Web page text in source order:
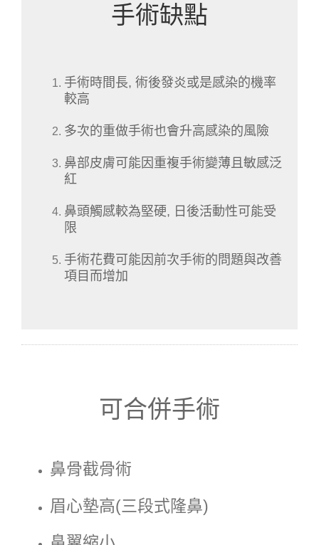
手術缺點
手術時間長, 術後發炎或是感染的機率
較高
多次的重做手術也會升高感染的風險
鼻部皮膚可能因重複手術變薄且敏感泛
紅
鼻頭觸感較為堅硬, 日後活動性可能受
限
手術花費可能因前次手術的問題與改善
項目而增加
可合併手術
鼻骨截骨術
眉心墊高(三段式隆鼻)